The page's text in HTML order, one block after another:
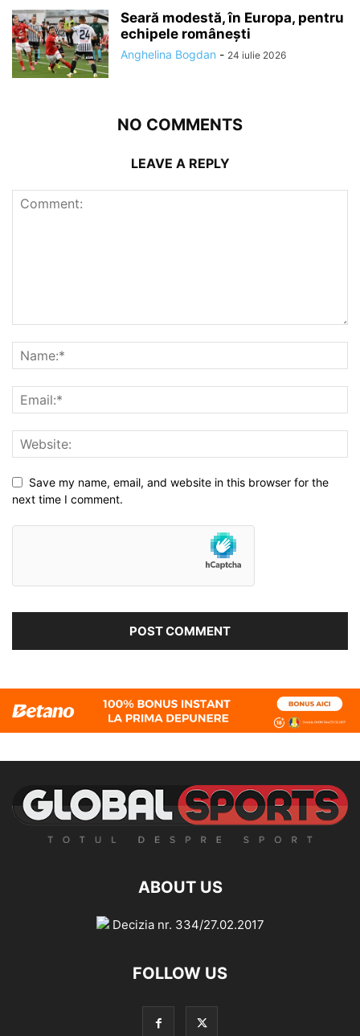
Seară modestă, în Europa, pentru
echipele românești
Anghelina Bogdan - 24 iulie 2026
NO COMMENTS
LEAVE A REPLY
Save my name, email, and website in this browser for the
next time I comment.
ABOUT US
Decizia nr. 334/27.02.2017
FOLLOW US